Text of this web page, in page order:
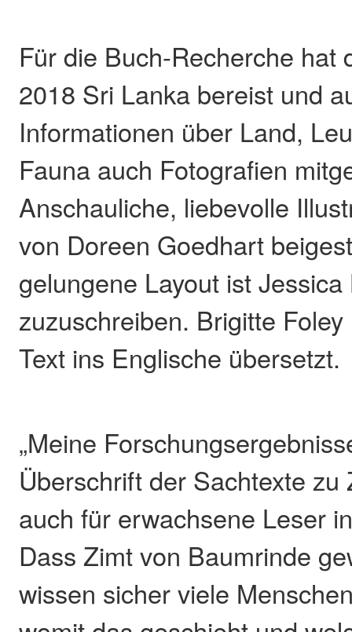
Für die Buch-Recherche hat
2018 Sri Lanka bereist und
Informationen über Land,
Fauna auch Fotografien
Anschauliche, liebevolle
von Doreen Goedhart
gelungene Layout ist
zuzuschreiben. Brigitte
Text ins Englische übersetzt.
„Meine
Überschrift der Sachtexte zu
auch für erwachsene Leser
Dass Zimt von Baumrinde
wissen sicher viele